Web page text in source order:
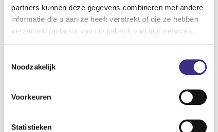
partners kunnen deze gegevens combineren met andere
informatie die u aan ze heeft verstrekt of die ze hebben
verzameld op basis van uw gebruik van hun services.
Noodzakelijk
Voorkeuren
Statistieken
Onze werkwijze
Onderzoekslijnen